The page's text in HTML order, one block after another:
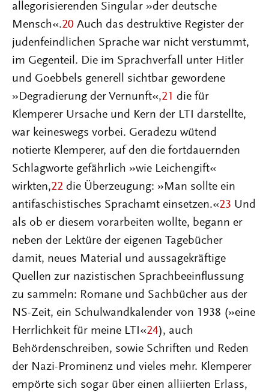
allegorisierenden Singular »der deutsche
Mensch«.20 Auch das destruktive Register der
judenfeindlichen Sprache war nicht verstummt,
im Gegenteil. Die im Sprachverfall unter Hitler
und Goebbels generell sichtbar gewordene
»Degradierung der Vernunft«,21 die für
Klemperer Ursache und Kern der LTI darstellte,
war keineswegs vorbei. Geradezu wütend
notierte Klemperer, auf den die fortdauernden
Schlagworte gefährlich »wie Leichengift«
wirkten,22 die Überzeugung: »Man sollte ein
antifaschistisches Sprachamt einsetzen.«23 Und
als ob er diesem vorarbeiten wollte, begann er
neben der Lektüre der eigenen Tagebücher
damit, neues Material und aussagekräftige
Quellen zur nazistischen Sprachbeeinflussung
zu sammeln: Romane und Sachbücher aus der
NS-Zeit, ein Schulwandkalender von 1938 (»eine
Herrlichkeit für meine LTI«24), auch
Behördenschreiben, sowie Schriften und Reden
der Nazi-Prominenz und vieles mehr. Klemperer
empörte sich sogar über einen alliierten Erlass,